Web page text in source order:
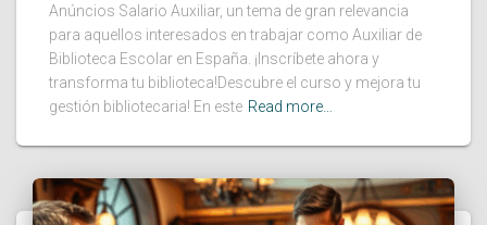
Anúncios Salario Auxiliar, un tema de gran relevancia
para aquellos interesados en trabajar como Auxiliar de
Biblioteca Escolar en España. ¡Inscríbete ahora y
transforma tu biblioteca!Descubre el curso y mejora tu
gestión bibliotecaria! En este Read more…